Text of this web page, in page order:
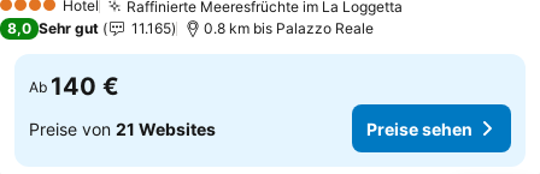
4 Sterne Hotel Raffinierte Meeresfrüchte im La Loggetta
8,0 Sehr gut 11.165 0.8 km bis Palazzo Reale
Ab 140 €
Preise von 21 Websites Preise sehen